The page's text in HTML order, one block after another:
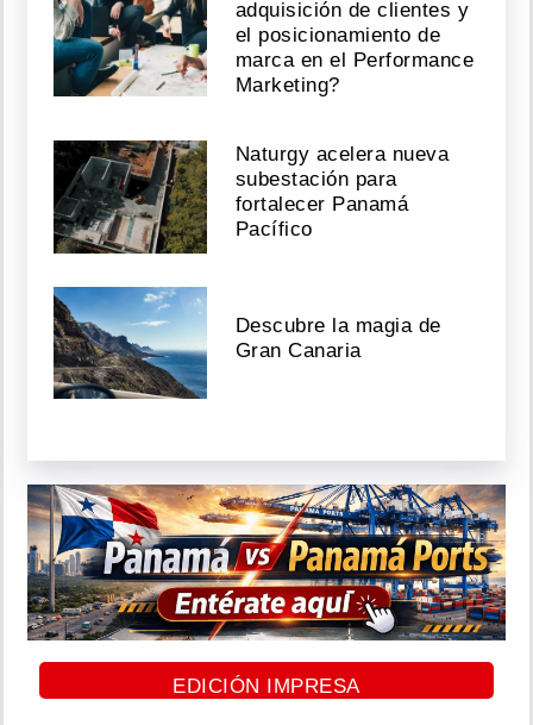
adquisición de clientes y
el posicionamiento de
marca en el Performance
Marketing?
Naturgy acelera nueva
subestación para
fortalecer Panamá
Pacífico
Descubre la magia de
Gran Canaria
EDICIÓN IMPRESA